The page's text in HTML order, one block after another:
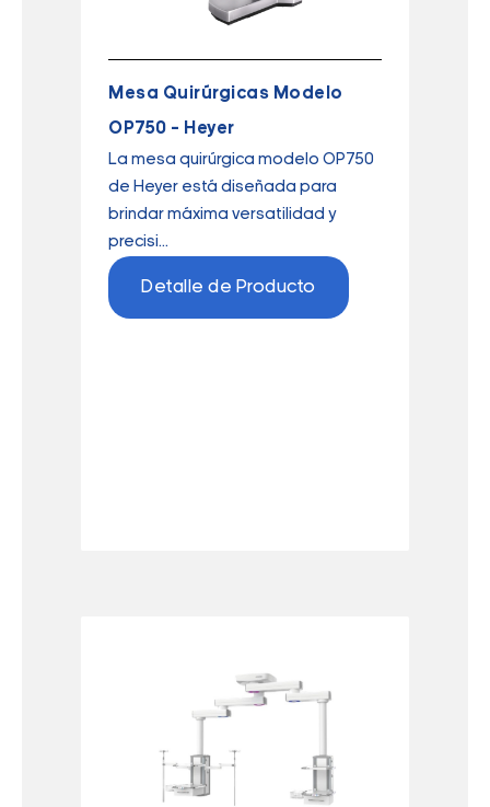
Mesa Quirúrgicas Modelo
OP750 – Heyer
La mesa quirúrgica modelo OP750
de Heyer está diseñada para
brindar máxima versatilidad y
precisi...
Detalle de Producto